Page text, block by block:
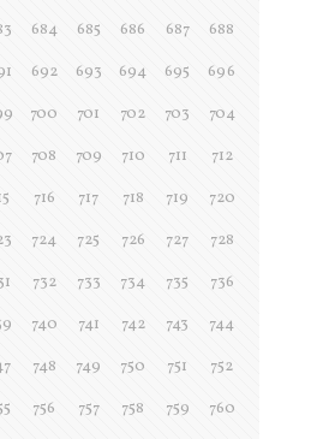
684 685 686 687
688
692 693 694 695
696
700 701 702 703
704
708 709 710 711
712
716 717 718 719
720
724 725 726 727
728
732 733 734 735
736
740 741 742 743
744
748 749 750 751
752
756 757 758 759
760